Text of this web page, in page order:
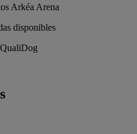
Arkéa Arena
disponibles